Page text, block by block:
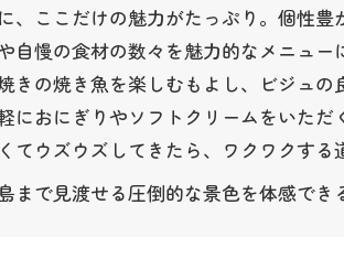
、ここだけの魅力がたっぷり。個性
自慢の食材の数々を魅力的なメニュ
きの焼き魚を楽しむもよし、ビジュ
におにぎりやソフトクリームをいた
てウズウズしてきたら、ワクワクする
まで見渡せる圧倒的な景色を体感でき